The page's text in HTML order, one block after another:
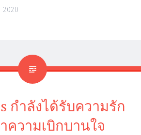
2020
กำลังได้รับความรัก
ความเบิกบานใจ